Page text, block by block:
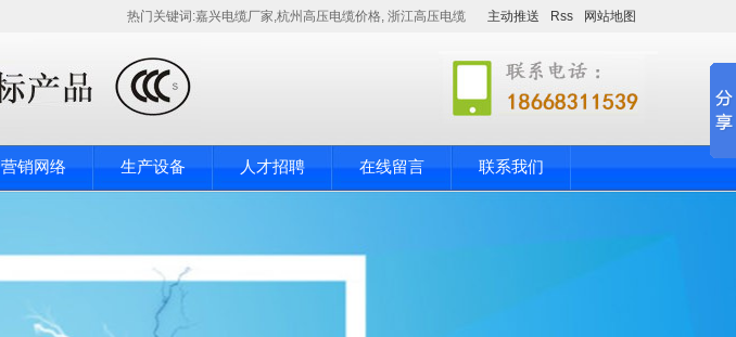
热门关键词:嘉兴电缆厂家,杭州高压电缆价格, 浙江高压电缆 主动推送 Rss 网站地图
营销网络 生产设备 人才招聘 在线留言 联系我们